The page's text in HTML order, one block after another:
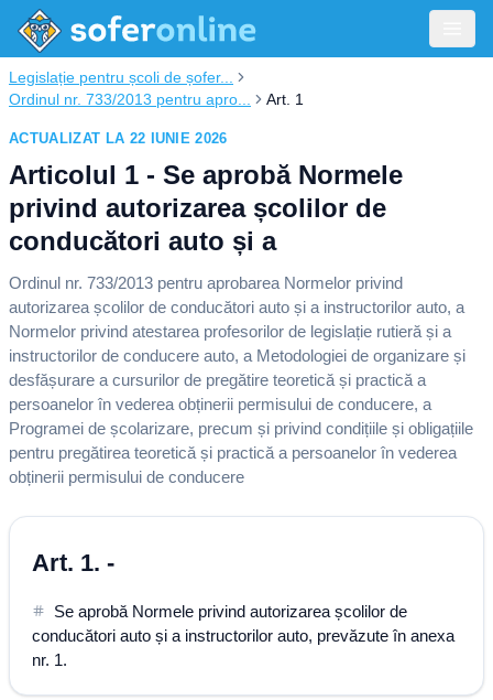
Legislație pentru școli de șofer...
Ordinul nr. 733/2013 pentru apro...
Art. 1
ACTUALIZAT LA 22 IUNIE 2026
Articolul 1 - Se aprobă Normele
privind autorizarea școlilor de
conducători auto și a
Ordinul nr. 733/2013 pentru aprobarea Normelor privind
autorizarea școlilor de conducători auto și a instructorilor auto, a
Normelor privind atestarea profesorilor de legislație rutieră și a
instructorilor de conducere auto, a Metodologiei de organizare și
desfășurare a cursurilor de pregătire teoretică și practică a
persoanelor în vederea obținerii permisului de conducere, a
Programei de școlarizare, precum și privind condițiile și obligațiile
pentru pregătirea teoretică și practică a persoanelor în vederea
obținerii permisului de conducere
Art. 1. -
Se aprobă Normele privind autorizarea școlilor de
conducători auto și a instructorilor auto, prevăzute în anexa
nr. 1.